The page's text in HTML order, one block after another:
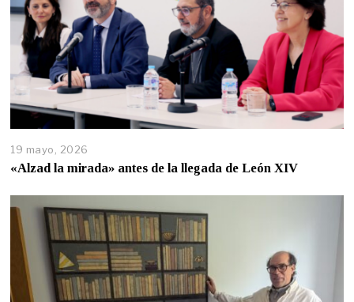
19 mayo, 2026
«Alzad la mirada» antes de la llegada de León XIV